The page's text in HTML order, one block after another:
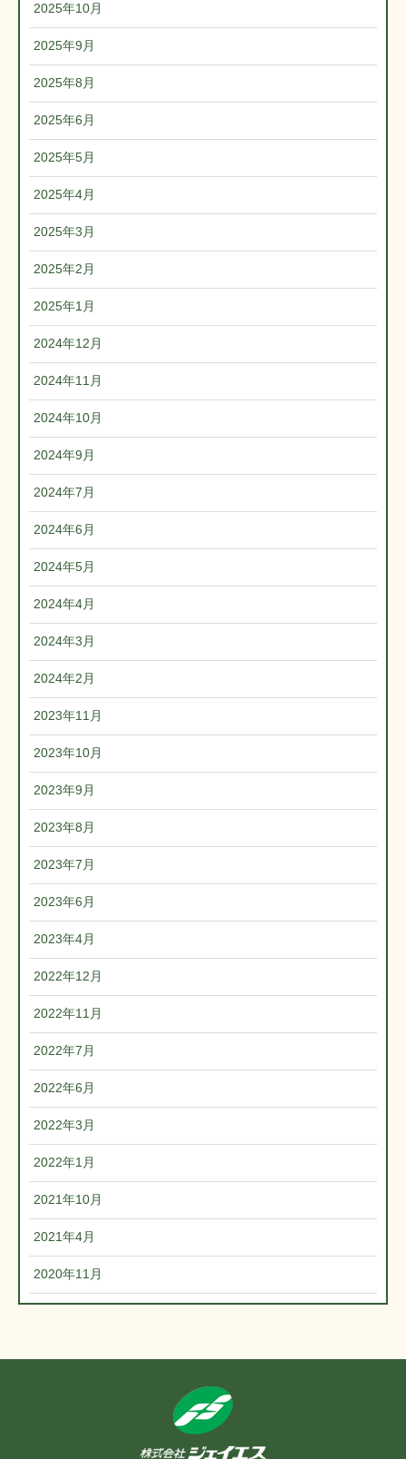
2025年10月
2025年9月
2025年8月
2025年6月
2025年5月
2025年4月
2025年3月
2025年2月
2025年1月
2024年12月
2024年11月
2024年10月
2024年9月
2024年7月
2024年6月
2024年5月
2024年4月
2024年3月
2024年2月
2023年11月
2023年10月
2023年9月
2023年8月
2023年7月
2023年6月
2023年4月
2022年12月
2022年11月
2022年7月
2022年6月
2022年3月
2022年1月
2021年10月
2021年4月
2020年11月